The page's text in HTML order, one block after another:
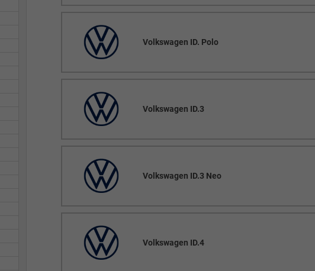
Volkswagen ID. Polo
Volkswagen ID.3
Volkswagen ID.3 Neo
Volkswagen ID.4